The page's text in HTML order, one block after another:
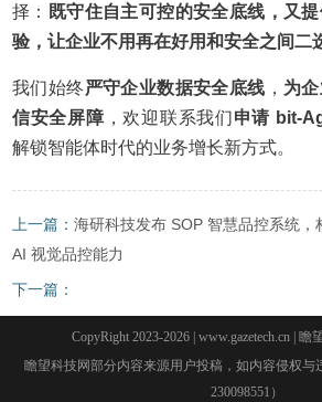
择：
既守住自主可控的安全底线，又
验，让企业不用再在好用和安全之间二
我们始终严守企业数据安全底线 ， 为
信安全屏障 ，欢迎联系我们申请 bit-
解锁智能体时代的业务增长新方式。
上一篇：海研科技发布 SOP 智慧品控系统，
AI 视觉品控能力
下一篇：
CopyRight 2023-2026 | www.gazetech.cn |
瞻望科技网部分内容来源用户投稿，如内容侵权与
230098551）